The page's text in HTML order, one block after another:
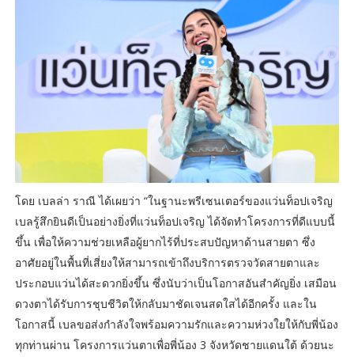
โดย เบลล่า ราณี ได้เผยว่า “ในฐานะพรีเซนเตอร์ของแว่นท็อปเจริญ
เบลรู้สึกยินดีเป็นอย่างยิ่งที่แว่นท็อปเจริญ ได้จัดทำโครงการที่ดีแบบนี้
ขึ้น เพื่อให้ความช่วยเหลือผู้ยากไร้ที่ประสบปัญหาด้านสายตา ซึ่ง
อาศัยอยู่ในพื้นที่เสี่ยงให้สามารถเข้าถึงบริการตรวจวัดสายตาและ
ประกอบแว่นได้สะดวกยิ่งขึ้น ซึ่งนับว่าเป็นโอกาสอันสำคัญยิ่ง เสมือน
ดวงตาได้รับการชุบชีวิตให้กลับมาชัดเจนสดใสได้อีกครั้ง และใน
โอกาสนี้ เบลขอส่งกำลังใจพร้อมความรักและความห่วงใยให้กับพี่น้อง
ทุกท่านผ่าน โครงการแว่นตาเพื่อพี่น้อง 3 จังหวัดชายแดนใต้ ด้วยนะ